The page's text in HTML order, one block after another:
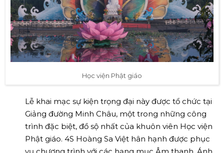
Học viện Phật giáo
Lễ khai mạc sự kiện trọng đại này được tổ chức tại
Giảng đường Minh Châu, một trong những công
trình đặc biệt, đồ sộ nhất của khuôn viên Học viện
Phật giáo. 4S Hoàng Sa Việt hân hạnh được phục